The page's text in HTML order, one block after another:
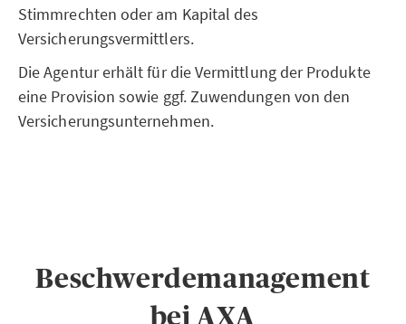
Stimmrechten oder am Kapital des
Versicherungsvermittlers.
Die Agentur erhält für die Vermittlung der Produkte
eine Provision sowie ggf. Zuwendungen von den
Versicherungsunternehmen.
Beschwerdemanagement
bei AXA